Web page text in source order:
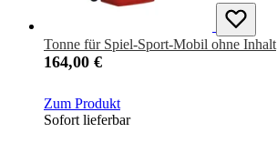
Tonne für Spiel-Sport-Mobil ohne Inhalt
164,00 €
Zum Produkt
Sofort lieferbar